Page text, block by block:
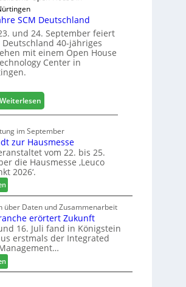
c
+
H
o
2
0
8
SCM Deutschland
und 24. September feiert
Deutschland 40-jähriges
mit einem Open House
Center in
Weiterlesen:
4
J
a
h
C
M
D
e
u
s
im September
zur Hausmesse
vom 22. bis 25.
die Hausmesse ‚Leuco
2026‘.
:
L
e
u
c
o
l
ä
d
über Daten und Zusammenarbeit
erörtert Zukunft
16. Juli fand in Königstein
erstmals der Integrated
:
M